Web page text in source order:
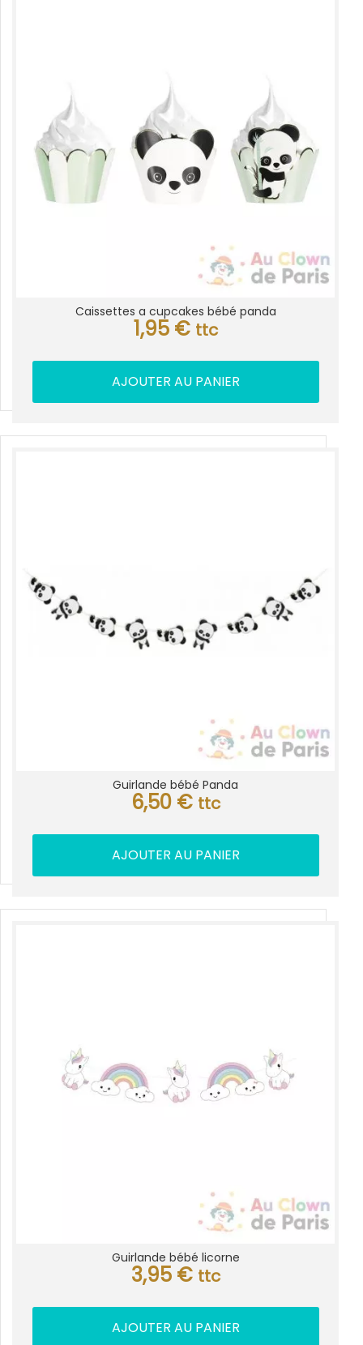
Caissettes a cupcakes bébé panda
1,95 € ttc
AJOUTER AU PANIER
Guirlande bébé Panda
6,50 € ttc
AJOUTER AU PANIER
Guirlande bébé licorne
3,95 € ttc
AJOUTER AU PANIER